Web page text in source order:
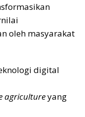
oleh masyarakat
digital
agricultureyang